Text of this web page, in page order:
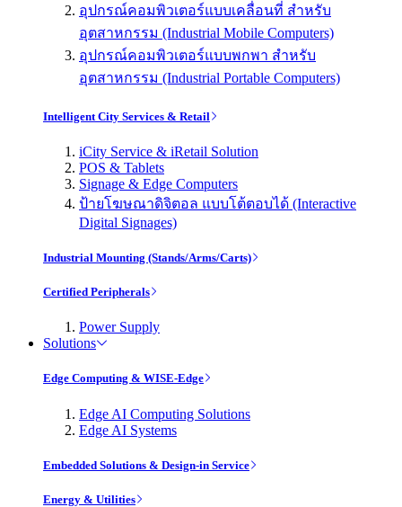
อุปกรณ์คอมพิวเตอร์แบบเคลื่อนที่ สำหรับ
อุตสาหกรรม (Industrial Mobile Computers)
อุปกรณ์คอมพิวเตอร์แบบพกพา สำหรับ
อุตสาหกรรม (Industrial Portable Computers)
Intelligent City Services & Retail
iCity Service & iRetail Solution
POS & Tablets
Signage & Edge Computers
ป้ายโฆษณาดิจิตอล แบบโต้ตอบได้ (Interactive
Digital Signages)
Industrial Mounting (Stands/Arms/Carts)
Certified Peripherals
Power Supply
Solutions
Edge Computing & WISE-Edge
Edge AI Computing Solutions
Edge AI Systems
Embedded Solutions & Design-in Service
Energy & Utilities